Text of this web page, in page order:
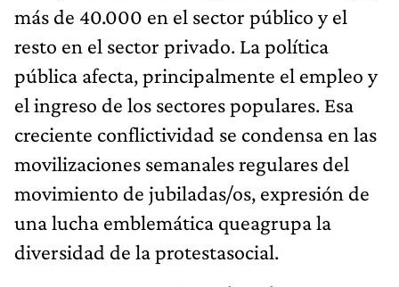
más de 40.000 en el sector público y el
resto en el sector privado. La política
pública afecta, principalmente el empleo y
el ingreso de los sectores populares. Esa
creciente conflictividad se condensa en las
movilizaciones semanales regulares del
movimiento de jubiladas/os, expresión de
una lucha emblemática queagrupa la
diversidad de la protestasocial.